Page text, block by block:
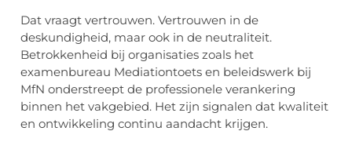
Dat vraagt vertrouwen. Vertrouwen in de
deskundigheid, maar ook in de neutraliteit.
Betrokkenheid bij organisaties zoals het
examenbureau Mediationtoets en beleidswerk bij
MfN onderstreept de professionele verankering
binnen het vakgebied. Het zijn signalen dat kwaliteit
en ontwikkeling continu aandacht krijgen.